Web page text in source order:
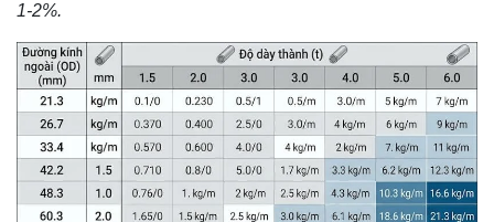
1-2%.